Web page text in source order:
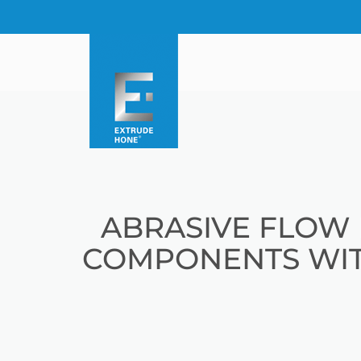
ABRASIVE
COMPONENTS